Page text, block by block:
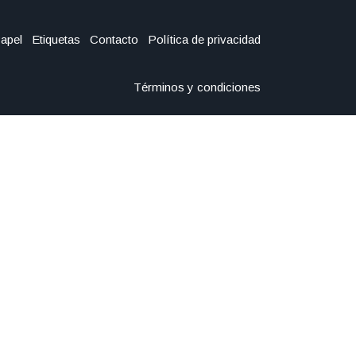
Etiquetas Contacto Política de privacidad
Términos y condiciones